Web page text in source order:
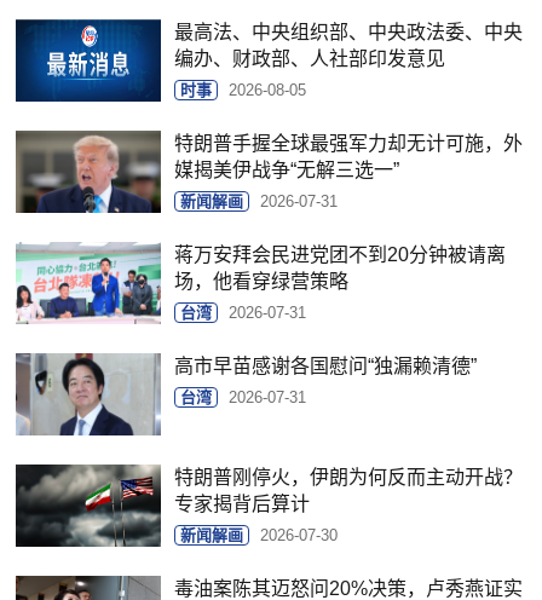
最高法、中央组织部、中央政法委、中央
编办、财政部、人社部印发意见
时事 2026-08-05
特朗普手握全球最强军力却无计可施，外
媒揭美伊战争“无解三选一”
新闻解画 2026-07-31
蒋万安拜会民进党团不到20分钟被请离
场，他看穿绿营策略
台湾 2026-07-31
高市早苗感谢各国慰问“独漏赖清德”
台湾 2026-07-31
特朗普刚停火，伊朗为何反而主动开战？
专家揭背后算计
新闻解画 2026-07-30
毒油案陈其迈怒问20%决策，卢秀燕证实